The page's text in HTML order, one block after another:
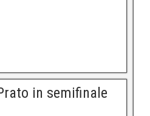
in semifinale